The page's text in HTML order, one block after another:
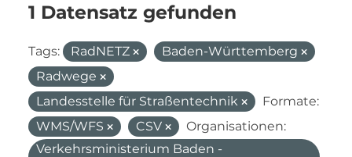
1 Datensatz gefunden
Tags: RadNETZ
Baden-Württemberg
Radwege
Landesstelle für Straßentechnik
Formate:
WMS/WFS
CSV
Organisationen:
Verkehrsministerium Baden -